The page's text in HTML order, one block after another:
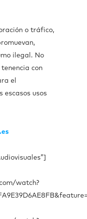
o tráfico,
ilegal. No
con
el
escasos usos
watch?